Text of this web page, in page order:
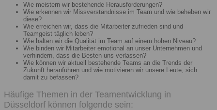
Wie meistern wir bestehende Herausforderungen?
Wie erkennen wir Missverständnisse im Team und wie beheben wir
diese?
Wie erreichen wir, dass die Mitarbeiter zufrieden sind und
Teamgeist täglich leben?
Wie halten wir die Qualität im Team auf einem hohen Niveau?
Wie binden wir Mitarbeiter emotional an unser Unternehmen und
verhindern, dass die Besten uns verlassen?
Wie können wir aktuell bestehende Teams an die Trends der
Zukunft heranführen und wie motivieren wir unsere Leute, sich
damit zu befassen?
Häufige Themen in der Teamentwicklung in
Düsseldorf können folgende sein: